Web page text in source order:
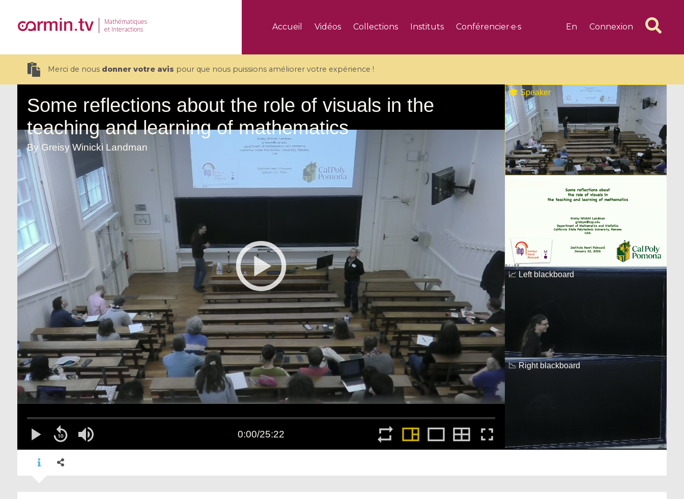
Mathématiques
et Interactions
Accueil Vidéos Collections Instituts Conférencier·e·s En Connexion
Merci de nous donner votre avis pour que nous puissions améliorer votre expérience !
19 videos
CEMRACS 2026 : Modeling and AI
for Environmental Transition /
Centre d'Eté Mathématique de
Recherche Avancée en Calcul
Scientifique
Coulomb branches and affine
quantum groups / Branches de
Coulomb et groupes quantiques
affines
Algebraic geometry and complex
geometry / Géométrie algébrique
et géométrie complexe
1 videos
CIMPA-CIRM Fellowships «
Research in Residence »
Introduction to Dissipative
Dynamical Systems in Infinite
Applications
Toutes les collections
Tous les instituts